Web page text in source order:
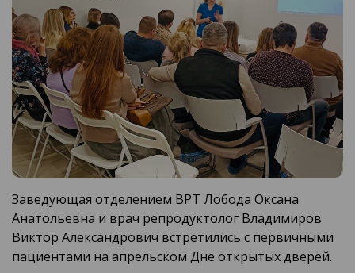
Заведующая отделением ВРТ Лобода Оксана
Анатольевна и врач репродуктолог Владимиров
Виктор Александрович встретились с первичными
пациентами на апрельском Дне открытых дверей.